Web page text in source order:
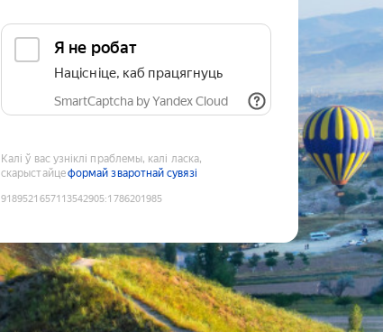
Я не робат
Націсніце, каб працягнуць
SmartCaptcha by Yandex Cloud
Калі ў вас узніклі праблемы, калі ласка,
скарыстайцеформай зваротнай сувязі
9189521657113542905:1786201985